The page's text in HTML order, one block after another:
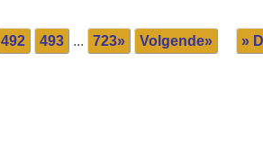
492 493 ... 723» Volgende» »